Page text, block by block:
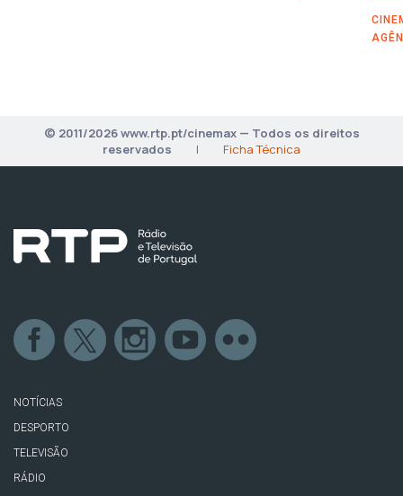
© 2011/2026 www.rtp.pt/cinemax — Todos os direitos
reservados
| Ficha Técnica
NOTÍCIAS
DESPORTO
TELEVISÃO
RÁDIO